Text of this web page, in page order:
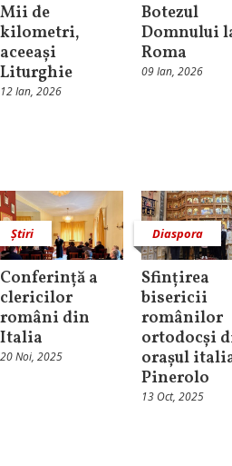
Mii de
kilometri,
aceeași
Liturghie
12 Ian, 2026
Botezul
Domnului
Roma
09 Ian, 2026
Știri
Conferință a
clericilor
români din
Italia
20 Noi, 2025
Diaspora
Sfințirea
bisericii
românilor
ortodocși
orașul
Pinerolo
13 Oct, 2025